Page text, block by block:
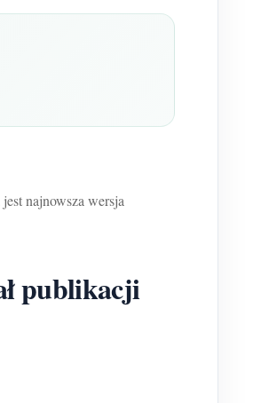
najnowsza wersja
publikacji